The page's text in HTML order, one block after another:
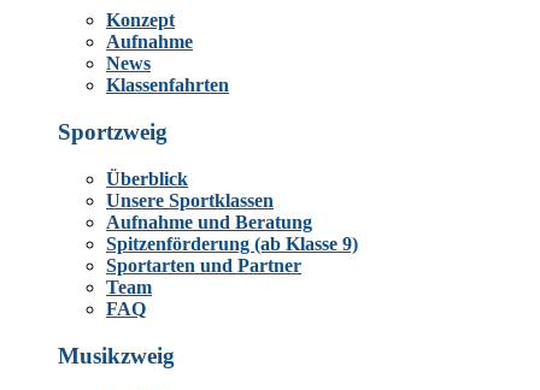
Konzept
Aufnahme
News
Klassenfahrten
Sportzweig
Überblick
Unsere Sportklassen
Aufnahme und Beratung
Spitzenförderung (ab Klasse 9)
Sportarten und Partner
Team
FAQ
Musikzweig